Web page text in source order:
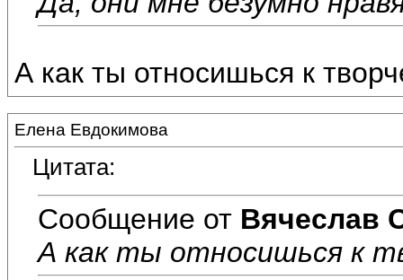
А как ты относишься к
Елена Евдокимова
Цитата:
Сообщение от Вячеслав
А как ты относишься к